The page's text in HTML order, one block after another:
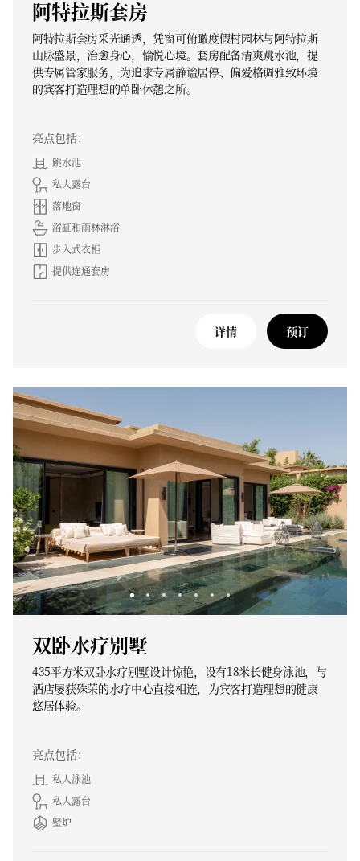
阿特拉斯套房
阿特拉斯套房采光通透，凭窗可俯瞰度假村园林与阿特拉斯
山脉盛景，治愈身心，愉悦心境。套房配备清爽跳水池，提
供专属管家服务，为追求专属静谧居停、偏爱格调雅致环境
的宾客打造理想的单卧休憩之所。
亮点包括：
跳水池
私人露台
落地窗
浴缸和雨林淋浴
步入式衣柜
提供连通套房
详情 预订
双卧水疗别墅
435平方米双卧水疗别墅设计惊艳，设有18米长健身泳池，与
酒店屡获殊荣的水疗中心直接相连，为宾客打造理想的健康
悠居体验。
亮点包括：
私人泳池
私人露台
壁炉